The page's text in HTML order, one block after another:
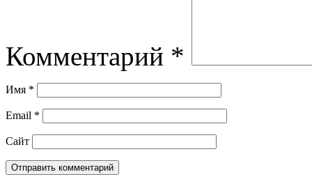
Комментарий *
Имя *
Email *
Сайт